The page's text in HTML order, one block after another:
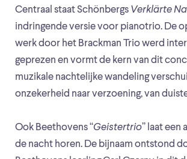
Centraal staat Schönbergs Verklärte
indringende versie voor pianotrio. De
werk door het Brackman Trio werd
geprezen en vormt de kern van dit
muzikale nachtelijke wandeling
onzekerheid naar verzoening, van
Ook Beethovens “Geistertrio” laat een
de nacht horen. De bijnaam ontstond